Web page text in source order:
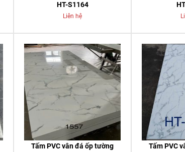
HT-S1164
Liên hệ
Tấm PVC vân đá ốp tường
Tấm PVC